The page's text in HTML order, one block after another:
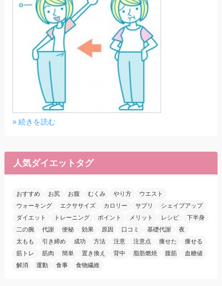
» 続きを読む
人気ダイエットタグ
おすすめ お尻 お腹 むくみ やり方
ウエスト
ウォーキング
エクササイズ カロリー サプリ
シェイプアップ
ダイエット
トレーニング ポイント メリット レシピ
下半身
二の腕
代謝 便秘 効果 原因 口コミ 基礎代謝
夜
太もも
引き締め 成功 方法 注意 注意点 痩せた
痩せる
筋トレ
筋肉 簡単 置き換え 背中 脂肪燃焼 腹筋
血糖値
解消
運動 食事 食物繊維